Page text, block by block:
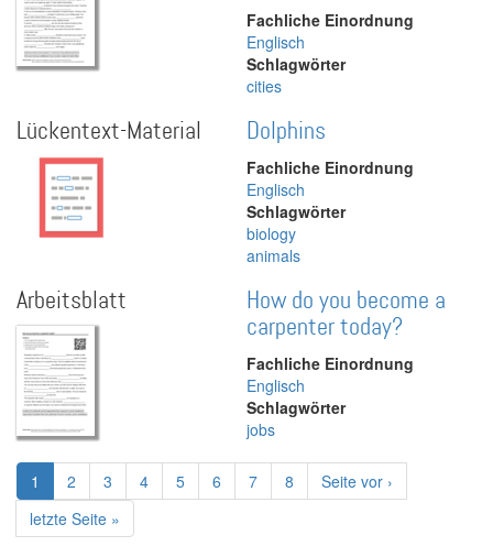
Fachliche Einordnung
Englisch
Schlagwörter
cities
Lückentext-Material Dolphins
Fachliche Einordnung
Englisch
Schlagwörter
biology
animals
Arbeitsblatt
How do you become a
carpenter today?
Fachliche Einordnung
Englisch
Schlagwörter
jobs
Seitennummerierung
Aktuelle
Seite
1 Page
2 Page
3 Page
4 Page
5 Page
6 Page
7 Page
8
Nächste
Seite
Seite vor ›
Letzte
Seite
letzte Seite »